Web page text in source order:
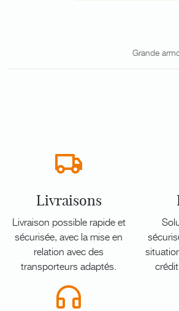
Grande
Livraisons
Livraison possible rapide et
sécurisée, avec la mise en
relation avec des
transporteurs adaptés.